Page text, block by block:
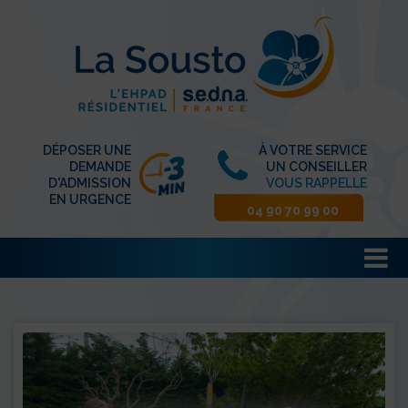
DÉPOSER UNE
DEMANDE
D'ADMISSION
EN URGENCE
À VOTRE SERVICE
UN CONSEILLER
VOUS RAPPELLE
04 90 70 99 00